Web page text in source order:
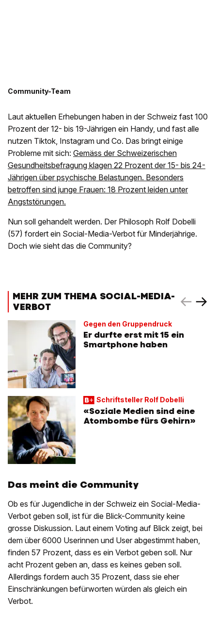
Community-Team
Laut aktuellen Erhebungen haben in der Schweiz fast 100
Prozent der 12- bis 19-Jährigen ein Handy, und fast alle
nutzen Tiktok, Instagram und Co. Das bringt einige
Probleme mit sich: Gemäss der Schweizerischen
Gesundheitsbefragung klagen 22 Prozent der 15- bis 24-
Jährigen über psychische Belastungen. Besonders
betroffen sind junge Frauen: 18 Prozent leiden unter
Angststörungen.
Nun soll gehandelt werden. Der Philosoph Rolf Dobelli
(57) fordert ein Social-Media-Verbot für Minderjährige.
Doch wie sieht das die Community?
MEHR ZUM THEMA SOCIAL-MEDIA-
VERBOT
Gegen den Gruppendruck
Er durfte erst mit 15 ein
Smartphone haben
Schriftsteller Rolf Dobelli
«Soziale Medien sind eine
Atombombe fürs Gehirn»
Das meint die Community
Ob es für Jugendliche in der Schweiz ein Social-Media-
Verbot geben soll, ist für die Blick-Community keine
grosse Diskussion. Laut einem Voting auf Blick zeigt, bei
dem über 6000 Userinnen und User abgestimmt haben,
finden 57 Prozent, dass es ein Verbot geben soll. Nur
acht Prozent geben an, dass es keines geben soll.
Allerdings fordern auch 35 Prozent, dass sie eher
Einschränkungen befürworten würden als gleich ein
Verbot.